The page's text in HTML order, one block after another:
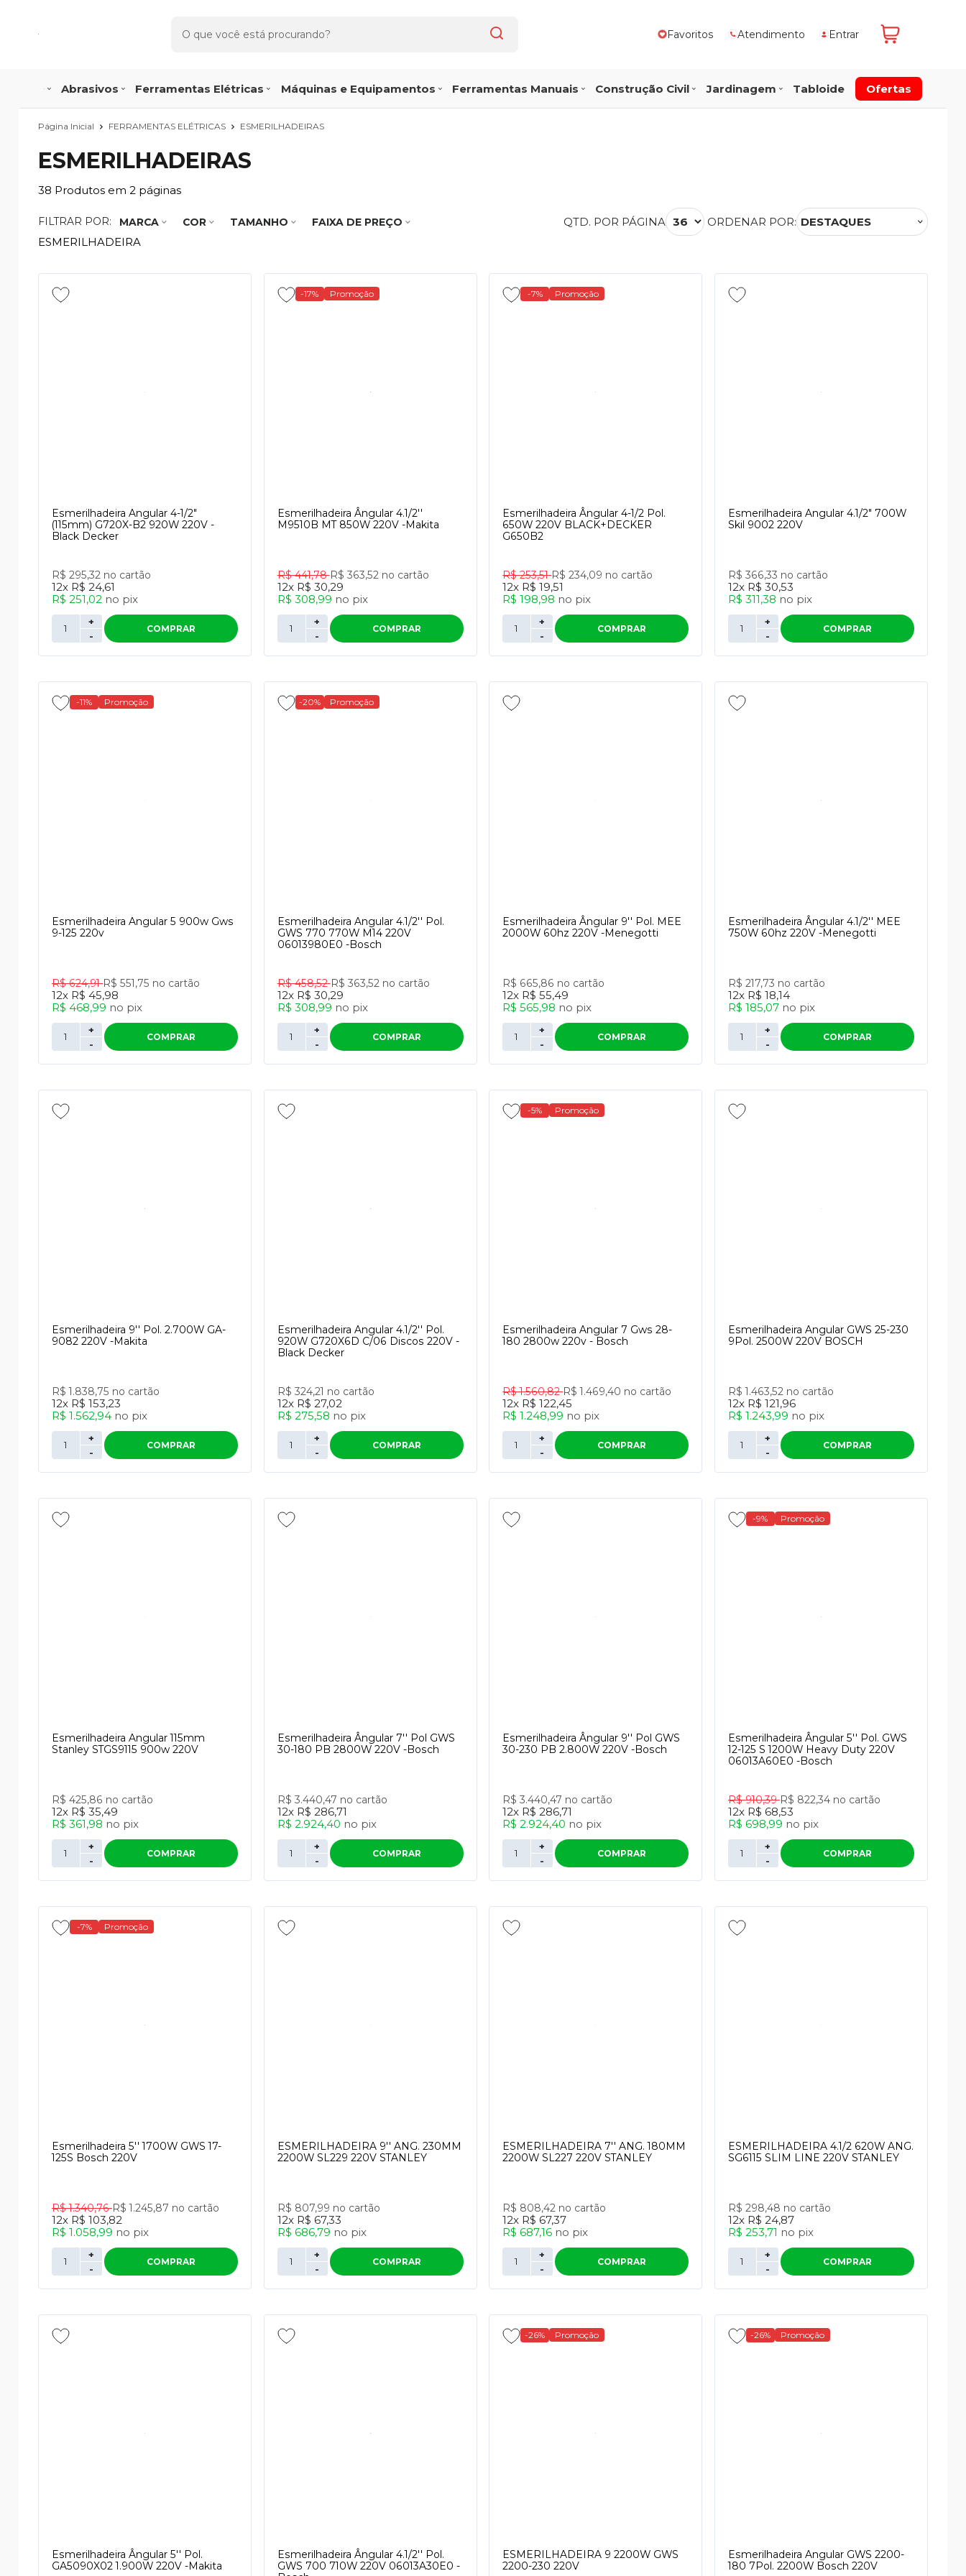
Favoritos Atendimento Entrar
Abrasivos Ferramentas Elétricas Máquinas e Equipamentos Ferramentas Manuais Construção Civil Jardinagem Tabloide Ofertas
Página Inicial FERRAMENTAS ELÉTRICAS ESMERILHADEIRAS
ESMERILHADEIRAS
38 Produtos em 2 páginas
FILTRAR POR: MARCA COR TAMANHO FAIXA DE PREÇO QTD. POR PÁGINA ORDENAR POR: DESTAQUES
ESMERILHADEIRA
Esmerilhadeira Angular 4-1/2"
(115mm) G720X-B2 920W 220V -
Black Decker
R$ 295,32 no cartão
12x R$ 24,61
R$ 251,02 no pix
-
+
COMPRAR
-17% Promoção
Esmerilhadeira Ângular 4.1/2''
M9510B MT 850W 220V -Makita
R$ 441,78R$ 363,52 no cartão
12x R$ 30,29
R$ 308,99 no pix
-
+
COMPRAR
-7% Promoção
Esmerilhadeira Ângular 4-1/2 Pol.
650W 220V BLACK+DECKER
G650B2
R$ 253,51R$ 234,09 no cartão
12x R$ 19,51
R$ 198,98 no pix
-
+
COMPRAR
Esmerilhadeira Angular 4.1/2" 700W
Skil 9002 220V
R$ 366,33 no cartão
12x R$ 30,53
R$ 311,38 no pix
-
+
COMPRAR
-11% Promoção
Esmerilhadeira Angular 5 900w Gws
9-125 220v
R$ 624,91R$ 551,75 no cartão
12x R$ 45,98
R$ 468,99 no pix
-
+
COMPRAR
-20% Promoção
Esmerilhadeira Angular 4.1/2'' Pol.
GWS 770 770W M14 220V
06013980E0 -Bosch
R$ 458,52R$ 363,52 no cartão
12x R$ 30,29
R$ 308,99 no pix
-
+
COMPRAR
Esmerilhadeira Ângular 9'' Pol. MEE
2000W 60hz 220V -Menegotti
R$ 665,86 no cartão
12x R$ 55,49
R$ 565,98 no pix
-
+
COMPRAR
Esmerilhadeira Ângular 4.1/2'' MEE
750W 60hz 220V -Menegotti
R$ 217,73 no cartão
12x R$ 18,14
R$ 185,07 no pix
-
+
COMPRAR
Esmerilhadeira 9'' Pol. 2.700W GA-
9082 220V -Makita
R$ 1.838,75 no cartão
12x R$ 153,23
R$ 1.562,94 no pix
-
+
COMPRAR
Esmerilhadeira Angular 4.1/2'' Pol.
920W G720X6D C/06 Discos 220V -
Black Decker
R$ 324,21 no cartão
12x R$ 27,02
R$ 275,58 no pix
-
+
COMPRAR
-5% Promoção
Esmerilhadeira Angular 7 Gws 28-
180 2800w 220v - Bosch
R$ 1.560,82R$ 1.469,40 no cartão
12x R$ 122,45
R$ 1.248,99 no pix
-
+
COMPRAR
Esmerilhadeira Angular GWS 25-230
9Pol. 2500W 220V BOSCH
R$ 1.463,52 no cartão
12x R$ 121,96
R$ 1.243,99 no pix
-
+
COMPRAR
Esmerilhadeira Angular 115mm
Stanley STGS9115 900w 220V
R$ 425,86 no cartão
12x R$ 35,49
R$ 361,98 no pix
-
+
COMPRAR
Esmerilhadeira Ângular 7'' Pol GWS
30-180 PB 2800W 220V -Bosch
R$ 3.440,47 no cartão
12x R$ 286,71
R$ 2.924,40 no pix
-
+
COMPRAR
Esmerilhadeira Ângular 9'' Pol GWS
30-230 PB 2.800W 220V -Bosch
R$ 3.440,47 no cartão
12x R$ 286,71
R$ 2.924,40 no pix
-
+
COMPRAR
-9% Promoção
Esmerilhadeira Ângular 5'' Pol. GWS
12-125 S 1200W Heavy Duty 220V
06013A60E0 -Bosch
R$ 910,39R$ 822,34 no cartão
12x R$ 68,53
R$ 698,99 no pix
-
+
COMPRAR
-7% Promoção
Esmerilhadeira 5'' 1700W GWS 17-
125S Bosch 220V
R$ 1.340,76R$ 1.245,87 no cartão
12x R$ 103,82
R$ 1.058,99 no pix
-
+
COMPRAR
ESMERILHADEIRA 9'' ANG. 230MM
2200W SL229 220V STANLEY
R$ 807,99 no cartão
12x R$ 67,33
R$ 686,79 no pix
-
+
COMPRAR
ESMERILHADEIRA 7'' ANG. 180MM
2200W SL227 220V STANLEY
R$ 808,42 no cartão
12x R$ 67,37
R$ 687,16 no pix
-
+
COMPRAR
ESMERILHADEIRA 4.1/2 620W ANG.
SG6115 SLIM LINE 220V STANLEY
R$ 298,48 no cartão
12x R$ 24,87
R$ 253,71 no pix
-
+
COMPRAR
Esmerilhadeira Ângular 5'' Pol.
GA5090X02 1.900W 220V -Makita
Esmerilhadeira Ângular 4.1/2'' Pol.
GWS 700 710W 220V 06013A30E0 -
-26% Promoção
ESMERILHADEIRA 9 2200W GWS
2200-230 220V
-26% Promoção
Esmerilhadeira Angular GWS 2200-
180 7Pol. 2200W Bosch 220V